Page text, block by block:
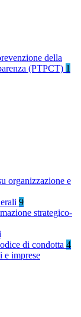
della
(PTPCT) 1
organizzazione e
9
strategico-
di condotta 4
e imprese